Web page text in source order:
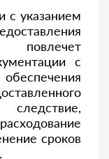
с указанием
повлечет
с
сроков
.